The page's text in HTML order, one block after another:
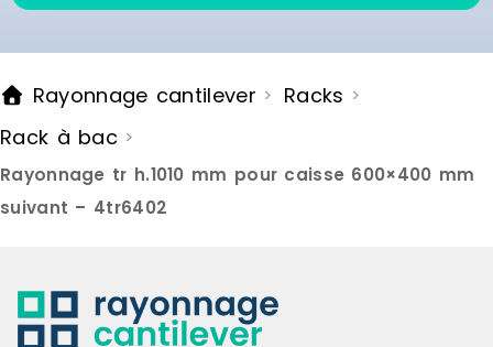
Rayonnage cantilever > Racks >
Rack à bac >
Rayonnage tr h.1010 mm pour caisse 600×400 mm
suivant – 4tr6402